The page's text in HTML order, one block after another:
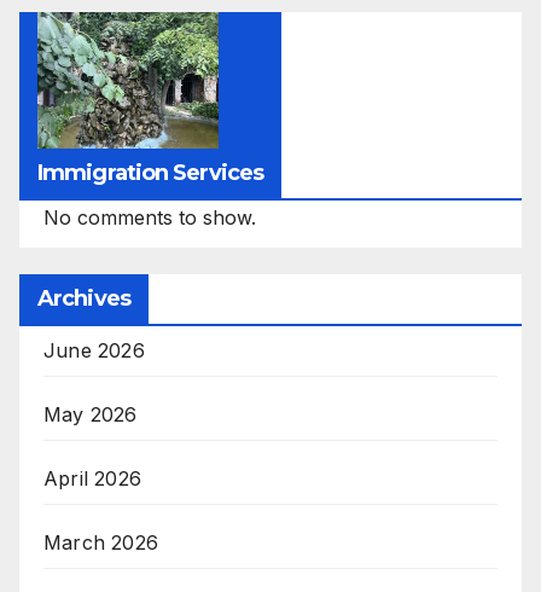
Immigration Services
No comments to show.
Archives
June 2026
May 2026
April 2026
March 2026